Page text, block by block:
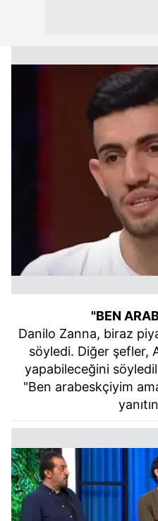
"BEN
Danilo Zanna, biraz
söyledi. Diğer şefler,
yapabileceğini
"Ben arabeskçiyim